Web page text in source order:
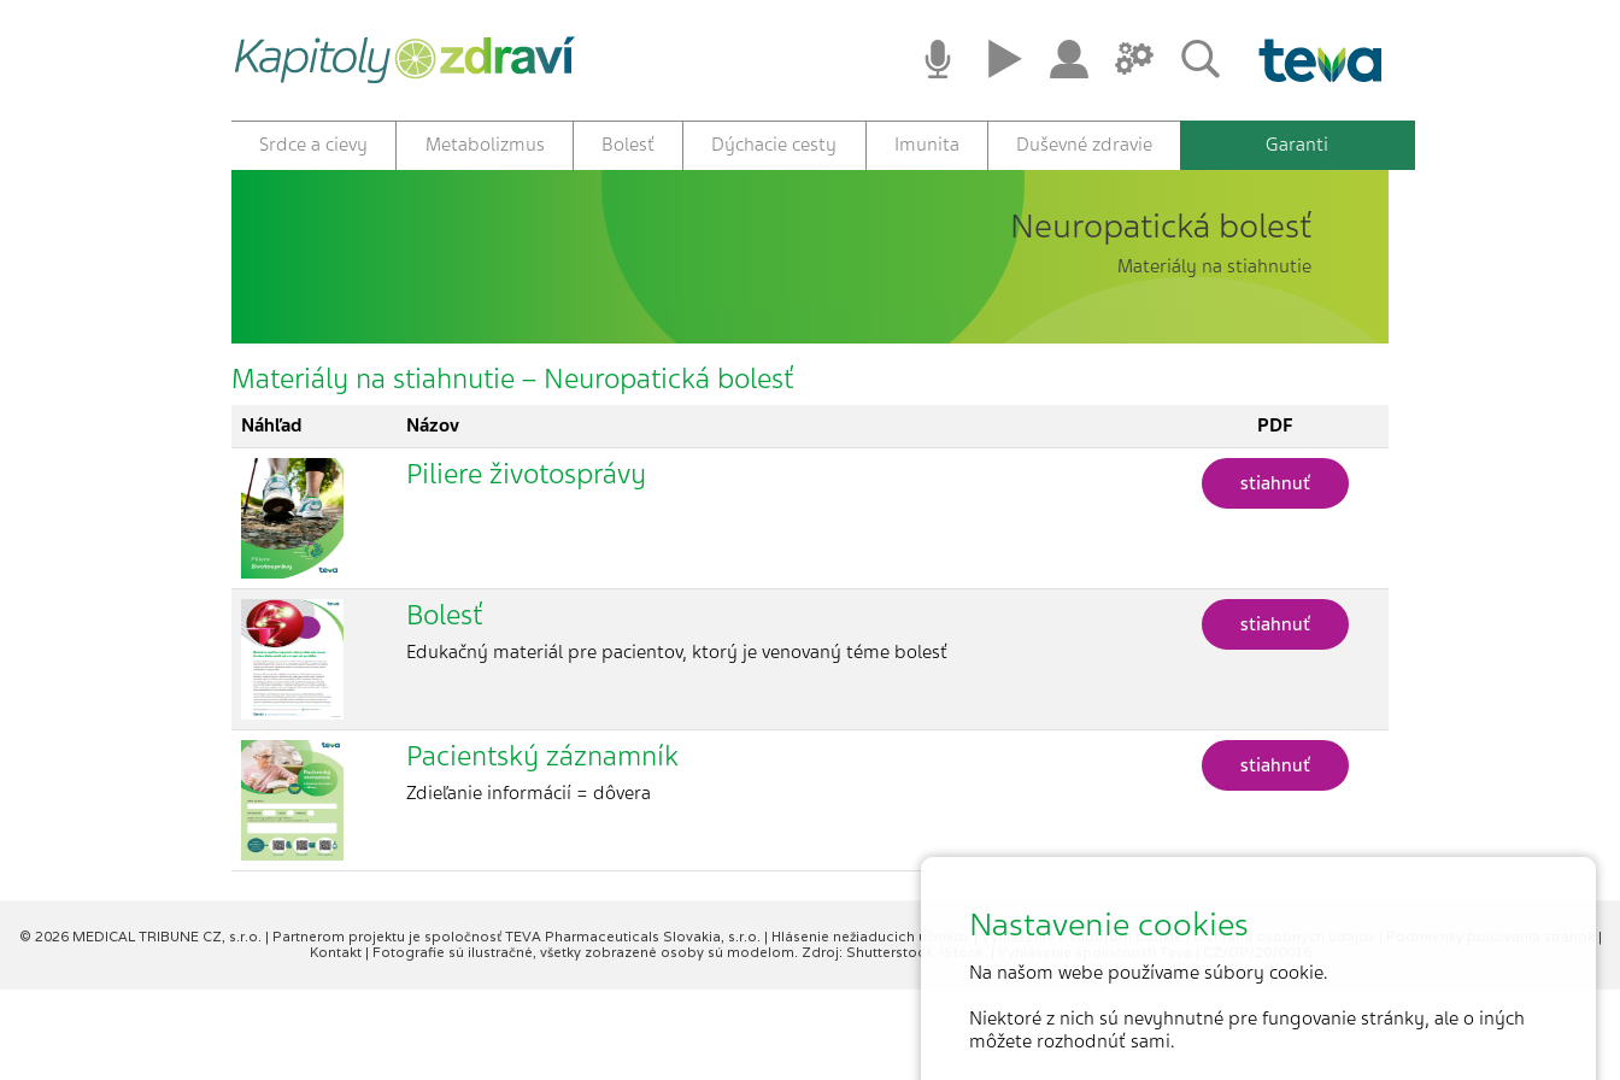
Srdce a cievy Metabolizmus Bolesť Dýchacie cesty Imunita Duševné zdravie Garanti
Neuropatická bolesť
Materiály na stiahnutie
Materiály na stiahnutie – Neuropatická bolesť
Náhľad Názov PDF
Piliere životosprávy stiahnuť
Bolesť
Edukačný materiál pre pacientov, ktorý je venovaný téme bolesť
stiahnuť
Pacientský záznamník
Zdieľanie informácií = dôvera
stiahnuť
© 2026 MEDICAL TRIBUNE CZ, s.r.o. | Partnerom projektu je spoločnosť TEVA Pharmaceuticals Slovakia, s.r.o. | Hlásenie nežiaducich účinkov| Vyhlásenie k súborom cookie| Ochrana osobných údajov
|
Kontakt | Fotografie sú ilustračné, všetky zobrazené osoby sú modelom. Zdroj: Shutterstock, iStock. |
Nastavenie cookies
Na našom webe používame súbory cookie.
Niektoré z nich sú nevyhnutné pre fungovanie stránky, ale o iných
môžete rozhodnúť sami.